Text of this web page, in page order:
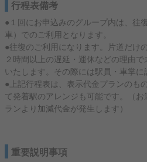
行程表備考
●１回にお申込みのグループ内は、往
車）でのご利用となります。
●往復のご利用になります。片道だけ
２時間以上の遅延・運休などの理由で
いたします。その際には駅員・車掌に
●上記行程表は、表示代金プランのも
て発着駅のアレンジも可能です。（
ランより加減代金が発生します）
重要説明事項